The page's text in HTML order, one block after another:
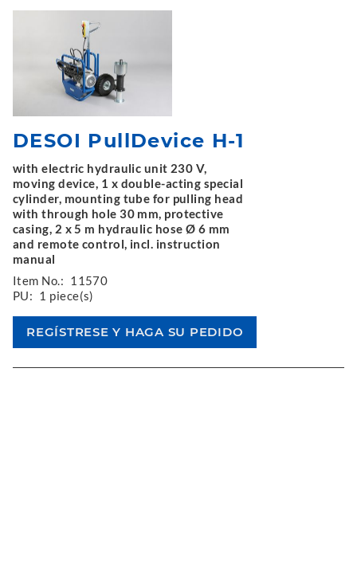
DESOI PullDevice H-1
with electric hydraulic unit 230 V,
moving device, 1 x double-acting special
cylinder, mounting tube for pulling head
with through hole 30 mm, protective
casing, 2 x 5 m hydraulic hose Ø 6 mm
and remote control, incl. instruction
manual
Item No.: 11570
PU: 1 piece(s)